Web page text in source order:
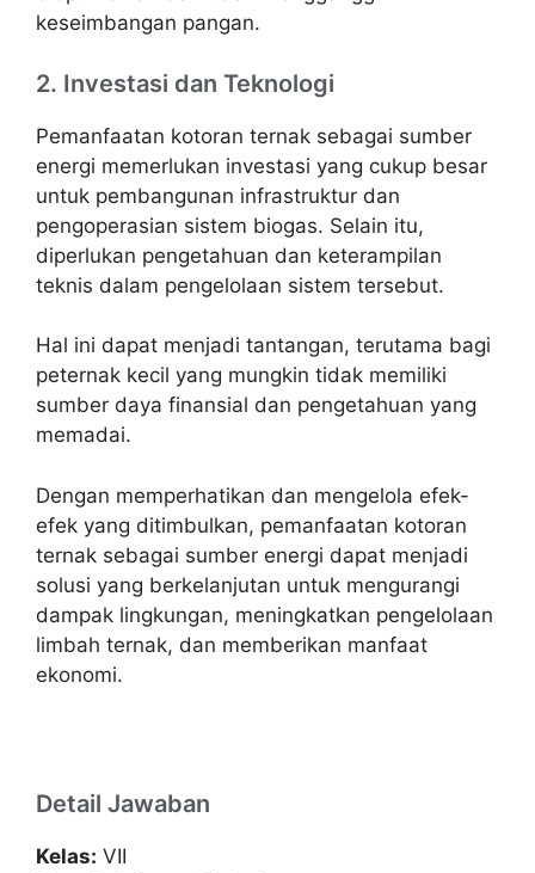
keseimbangan pangan.
2. Investasi dan Teknologi
Pemanfaatan kotoran ternak sebagai sumber
energi memerlukan investasi yang cukup besar
untuk pembangunan infrastruktur dan
pengoperasian sistem biogas. Selain itu,
diperlukan pengetahuan dan keterampilan
teknis dalam pengelolaan sistem tersebut.
Hal ini dapat menjadi tantangan, terutama bagi
peternak kecil yang mungkin tidak memiliki
sumber daya finansial dan pengetahuan yang
memadai.
Dengan memperhatikan dan mengelola efek-
efek yang ditimbulkan, pemanfaatan kotoran
ternak sebagai sumber energi dapat menjadi
solusi yang berkelanjutan untuk mengurangi
dampak lingkungan, meningkatkan pengelolaan
limbah ternak, dan memberikan manfaat
ekonomi.
Detail Jawaban
Kelas: VII